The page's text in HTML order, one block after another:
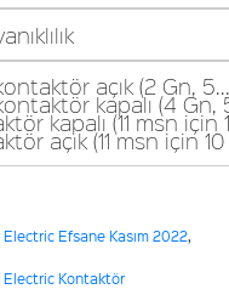
açık (2 Gn,
kapalı (4 Gn,
kapalı (11 msn için
açık (11 msn için
Efsane Kasım 2022,
Electric Kontaktör